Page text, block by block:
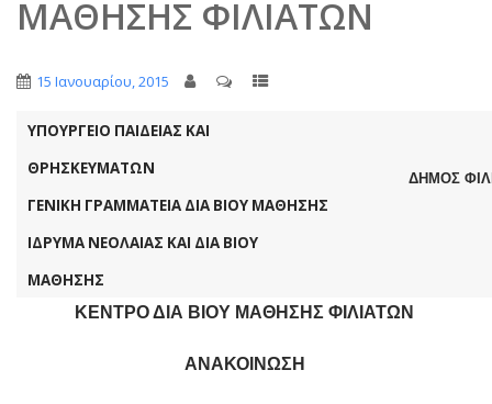
ΜΑΘΗΣΗΣ ΦΙΛΙΑΤΩΝ
15 Ιανουαρίου, 2015
ΥΠΟΥΡΓΕΙΟ ΠΑΙΔΕΙΑΣ ΚΑΙ
ΘΡΗΣΚΕΥΜΑΤΩΝ
ΓΕΝΙΚΗ ΓΡΑΜΜΑΤΕΙΑ ΔΙΑ ΒΙΟΥ ΜΑΘΗΣΗΣ
ΙΔΡΥΜΑ ΝΕΟΛΑΙΑΣ ΚΑΙ ΔΙΑ ΒΙΟΥ
ΜΑΘΗΣΗΣ
ΔΗΜΟΣ
ΚΕΝΤΡΟ ΔΙΑ ΒΙΟΥ ΜΑΘΗΣΗΣ ΦΙΛΙΑΤΩΝ
ΑΝΑΚΟΙΝΩΣΗ